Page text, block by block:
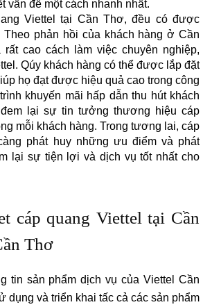
vấn đề một cách nhanh nhất.
Viettel tại Cần Thơ, đều có được
phản hồi của khách hàng ở Cần
cao cách làm việc chuyên nghiệp,
Qúy khách hàng có thể được lắp đặt
họ đạt được hiệu quả cao trong công
khuyến mãi hấp dẫn thu hút khách
lại sự tin tưởng thương hiệu cáp
mỗi khách hàng. Trong tương lai, cáp
phát huy những ưu điểm và phát
lại sự tiện lợi và dịch vụ tốt nhất cho
cáp quang Viettel tại Cần
Thơ
tin sản phẩm dịch vụ của Viettel Cần
dụng và triển khai tấc cả các sản phẩm